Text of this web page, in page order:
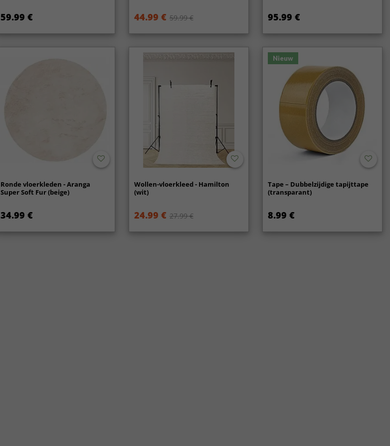
59.99 € 44.99 € 59.99 € 95.99 €
Ronde vloerkleden - Aranga
Super Soft Fur (beige)
34.99 €
Wollen-vloerkleed - Hamilton
(wit)
24.99 € 27.99 €
Nieuw
Tape – Dubbelzijdige tapijttape
(transparant)
8.99 €